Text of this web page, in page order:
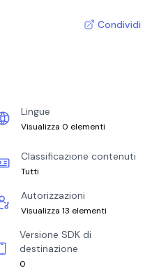
Condividi
Lingue
Visualizza 0 elementi
Classificazione contenuti
Tutti
Autorizzazioni
Visualizza 13 elementi
Versione SDK di
destinazione
0